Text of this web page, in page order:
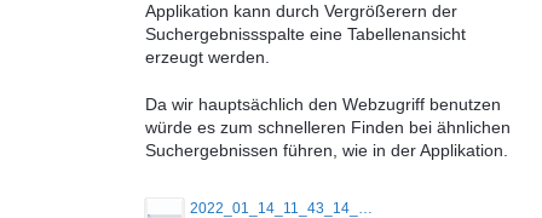
Applikation kann durch Vergrößerern der
Suchergebnissspalte eine Tabellenansicht
erzeugt werden.
Da wir hauptsächlich den Webzugriff benutzen
würde es zum schnelleren Finden bei ähnlichen
Suchergebnissen führen, wie in der Applikation.
2022_01_14_11_43_14_Window.png